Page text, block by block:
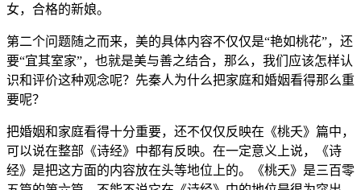
女，合格的新娘。
第二个问题随之而来，美的具体内容不仅仅是“艳如桃花”，还
要“宜其室家”，也就是美与善之结合，那么，我们应该怎样认
识和评价这种观念呢？先秦人为什么把家庭和婚姻看得那么重
要呢？
把婚姻和家庭看得十分重要，还不仅仅反映在《桃夭》篇中，
可以说在整部《诗经》中都有反映。在一定意义上说，《诗
经》是把这方面的内容放在头等地位上的。《桃夭》是三百零